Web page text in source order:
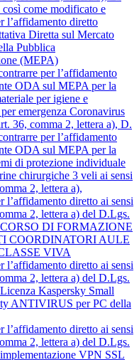
come modificato e
l’affidamento diretto
Diretta sul Mercato
Pubblica
(MEPA)
per l’affidamento
ODA sul MEPA per la
per igiene e
emergenza Coronavirus
36, comma 2, lettera a), D.
per l’affidamento
ODA sul MEPA per la
di protezione individuale
chirurgiche 3 veli ai sensi
2, lettera a),
l’affidamento diretto ai sensi
2, lettera a) del D.Lgs.
CORSO DI FORMAZIONE
COORDINATORI AULE
VIVA
l’affidamento diretto ai sensi
2, lettera a) del D.Lgs.
Kaspersky Small
ANTIVIRUS per PC della
l’affidamento diretto ai sensi
2, lettera a) del D.Lgs.
VPN SSL